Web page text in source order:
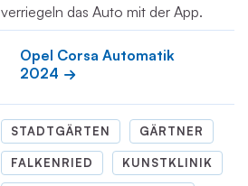
verriegeln das Auto mit der App.
Opel Corsa Automatik
2024
STADTGÄRTEN GÄRTNER
FALKENRIED KUNSTKLINIK